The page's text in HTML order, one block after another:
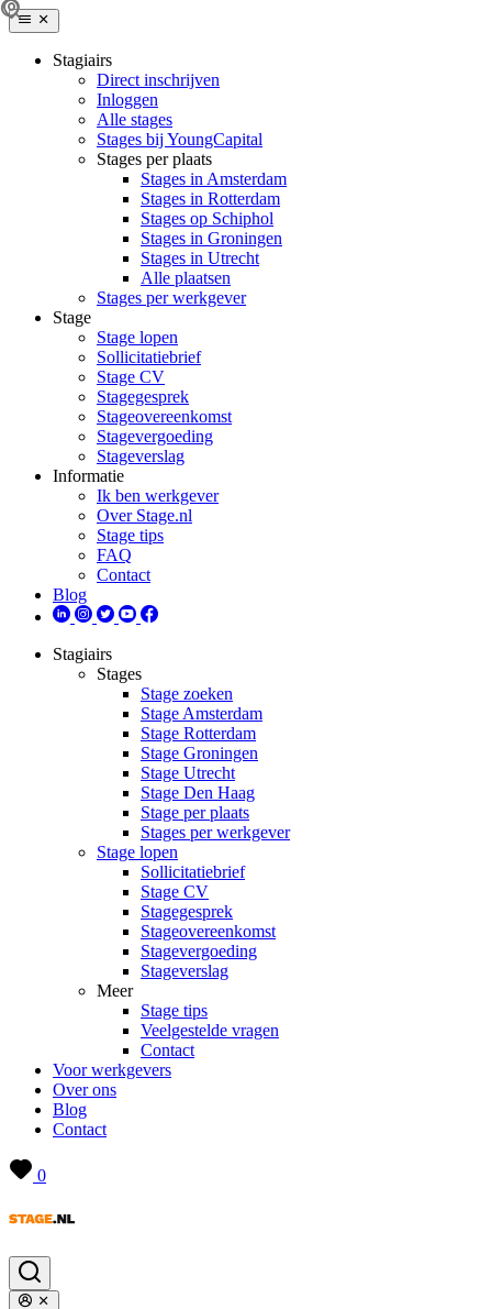
Stagiairs
Direct inschrijven
Inloggen
Alle stages
Stages bij YoungCapital
Stages per plaats
Stages in Amsterdam
Stages in Rotterdam
Stages op Schiphol
Stages in Groningen
Stages in Utrecht
Alle plaatsen
Stages per werkgever
Stage
Stage lopen
Sollicitatiebrief
Stage CV
Stagegesprek
Stageovereenkomst
Stagevergoeding
Stageverslag
Informatie
Ik ben werkgever
Over Stage.nl
Stage tips
FAQ
Contact
Blog
Stagiairs
Stages
Stage zoeken
Stage Amsterdam
Stage Rotterdam
Stage Groningen
Stage Utrecht
Stage Den Haag
Stage per plaats
Stages per werkgever
Stage lopen
Sollicitatiebrief
Stage CV
Stagegesprek
Stageovereenkomst
Stagevergoeding
Stageverslag
Meer
Stage tips
Veelgestelde vragen
Contact
Voor werkgevers
Over ons
Blog
Contact
0